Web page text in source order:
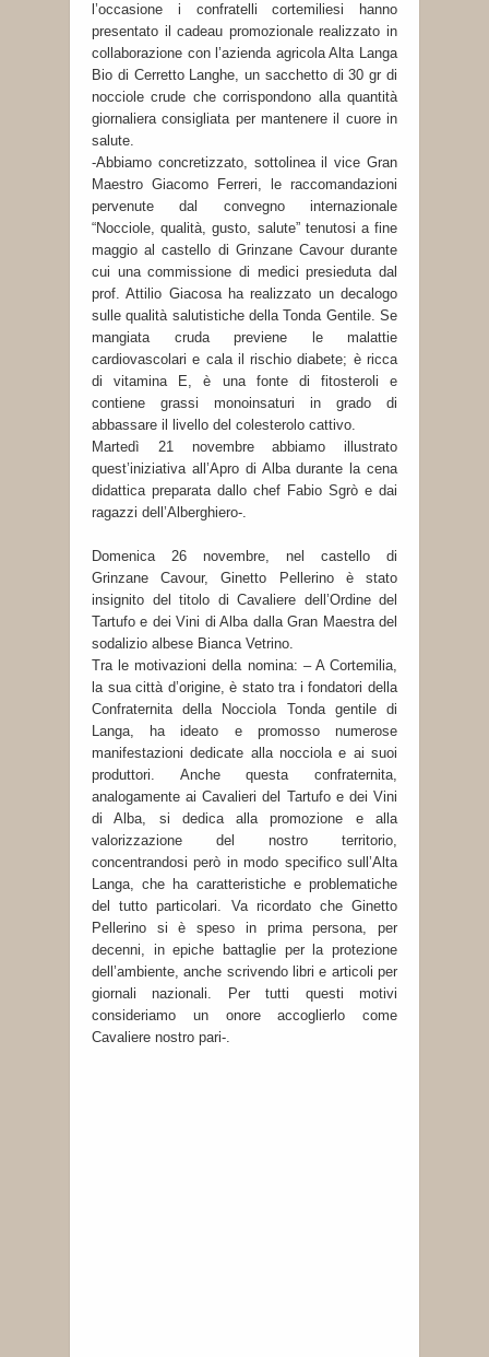
l’occasione i confratelli cortemiliesi hanno
presentato il cadeau promozionale realizzato in
collaborazione con l’azienda agricola Alta Langa
Bio di Cerretto Langhe, un sacchetto di 30 gr di
nocciole crude che corrispondono alla quantità
giornaliera consigliata per mantenere il cuore in
salute.
-Abbiamo concretizzato, sottolinea il vice Gran
Maestro Giacomo Ferreri, le raccomandazioni
pervenute dal convegno internazionale
“Nocciole, qualità, gusto, salute” tenutosi a fine
maggio al castello di Grinzane Cavour durante
cui una commissione di medici presieduta dal
prof. Attilio Giacosa ha realizzato un decalogo
sulle qualità salutistiche della Tonda Gentile. Se
mangiata cruda previene le malattie
cardiovascolari e cala il rischio diabete; è ricca
di vitamina E, è una fonte di fitosteroli e
contiene grassi monoinsaturi in grado di
abbassare il livello del colesterolo cattivo.
Martedì 21 novembre abbiamo illustrato
quest’iniziativa all’Apro di Alba durante la cena
didattica preparata dallo chef Fabio Sgrò e dai
ragazzi dell’Alberghiero-.
Domenica 26 novembre, nel castello di
Grinzane Cavour, Ginetto Pellerino è stato
insignito del titolo di Cavaliere dell’Ordine del
Tartufo e dei Vini di Alba dalla Gran Maestra del
sodalizio albese Bianca Vetrino.
Tra le motivazioni della nomina: – A Cortemilia,
la sua città d’origine, è stato tra i fondatori della
Confraternita della Nocciola Tonda gentile di
Langa, ha ideato e promosso numerose
manifestazioni dedicate alla nocciola e ai suoi
produttori. Anche questa confraternita,
analogamente ai Cavalieri del Tartufo e dei Vini
di Alba, si dedica alla promozione e alla
valorizzazione del nostro territorio,
concentrandosi però in modo specifico sull’Alta
Langa, che ha caratteristiche e problematiche
del tutto particolari. Va ricordato che Ginetto
Pellerino si è speso in prima persona, per
decenni, in epiche battaglie per la protezione
dell’ambiente, anche scrivendo libri e articoli per
giornali nazionali. Per tutti questi motivi
consideriamo un onore accoglierlo come
Cavaliere nostro pari-.